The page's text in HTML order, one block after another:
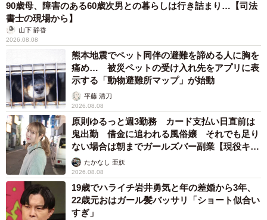
90歳母、障害のある60歳次男との暮らしは行き詰まり…【司法
書士の現場から】
山下 静香
2026.08.08
熊本地震でペット同伴の避難を諦める人に胸を
痛め… 被災ペットの受け入れ先をアプリに表
示する「動物避難所マップ」が始動
平藤 清刀
2026.08.08
原則ゆるっと週3勤務 カード支払い日直前は
鬼出勤 借金に追われる風俗嬢 それでも足り
ない場合は朝までガールズバー副業【現役キャ
ストに取材】
たかなし 亜妖
2026.08.08
19歳でハライチ岩井勇気と年の差婚から3年、
22歳元おはガール髪バッサリ「ショート似合い
すぎ」